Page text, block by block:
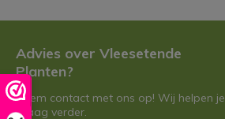
Advies over Vleesetende
Planten?
Neem contact met ons op! Wij helpen je
graag verder.